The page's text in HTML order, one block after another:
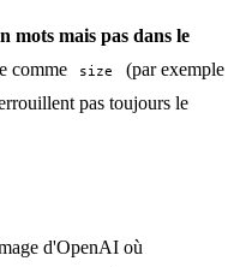
mots mais pas dans le
comme size
(par exemple
pas toujours le
d'OpenAI où